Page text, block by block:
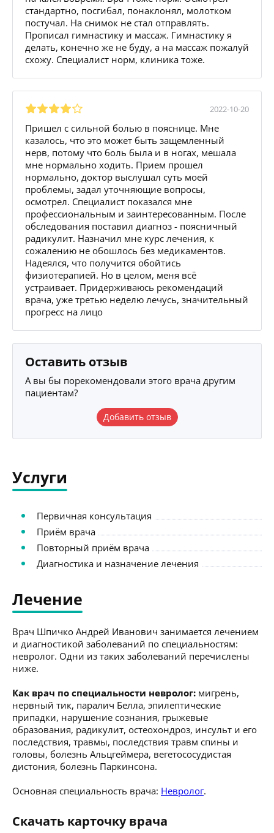
стандартно, посгибал, понаклонял, молотком
постучал. На снимок не стал отправлять.
Прописал гимнастику и массаж. Гимнастику я
делать, конечно же не буду, а на массаж пожалуй
схожу. Специалист норм, клиника тоже.
2022-10-20
Пришел с сильной болью в пояснице. Мне
казалось, что это может быть защемленный
нерв, потому что боль была и в ногах, мешала
мне нормально ходить. Прием прошел
нормально, доктор выслушал суть моей
проблемы, задал уточняющие вопросы,
осмотрел. Специалист показался мне
профессиональным и заинтересованным. После
обследования поставил диагноз - поясничный
радикулит. Назначил мне курс лечения, к
сожалению не обошлось без медикаментов.
Надеялся, что получится обойтись
физиотерапией. Но в целом, меня всё
устраивает. Придерживаюсь рекомендаций
врача, уже третью неделю лечусь, значительный
прогресс на лицо
Оставить отзыв
А вы бы порекомендовали этого врача другим
пациентам?
Добавить отзыв
Услуги
Первичная консультация
Приём врача
Повторный приём врача
Диагностика и назначение лечения
Лечение
Врач Шпичко Андрей Иванович занимается лечением
и диагностикой заболеваний по специальностям:
невролог. Одни из таких заболеваний перечислены
ниже.
Как врач по специальности невролог: мигрень,
нервный тик, паралич Белла, эпилептические
припадки, нарушение сознания, грыжевые
образования, радикулит, остеохондроз, инсульт и его
последствия, травмы, последствия травм спины и
головы, болезнь Альцгеймера, вегетососудистая
дистония, болезнь Паркинсона.
Основная специальность врача: Невролог.
Скачать карточку врача